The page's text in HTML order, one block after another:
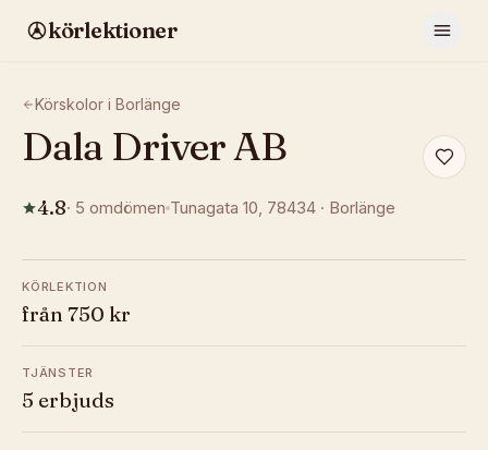
körlektioner
Körskolor i Borlänge
Dala Driver AB
4.8· 5 omdömen Tunagata 10, 78434 · Borlänge
KÖRLEKTION
från 750 kr
TJÄNSTER
5 erbjuds